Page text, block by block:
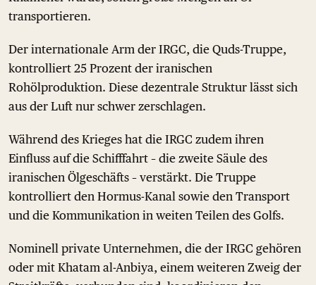
transportieren.
Der internationale Arm der IRGC, die Quds-Truppe,
kontrolliert 25 Prozent der iranischen
Rohölproduktion. Diese dezentrale Struktur lässt sich
aus der Luft nur schwer zerschlagen.
Während des Krieges hat die IRGC zudem ihren
Einfluss auf die Schifffahrt – die zweite Säule des
iranischen Ölgeschäfts – verstärkt. Die Truppe
kontrolliert den Hormus-Kanal sowie den Transport
und die Kommunikation in weiten Teilen des Golfs.
Nominell private Unternehmen, die der IRGC gehören
oder mit Khatam al-Anbiya, einem weiteren Zweig der